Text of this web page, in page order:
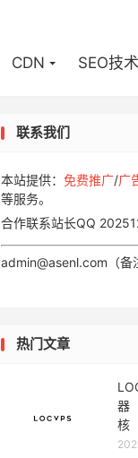
CDN SEO技术
联系我们
本站提供： 免费推广/广
等服务。
合作联系站长QQ
admin@asenl.com（备
热门文章
量/